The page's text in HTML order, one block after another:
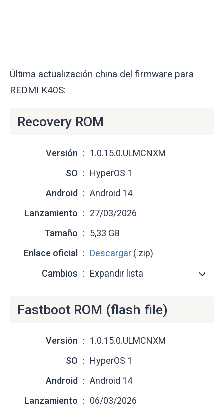
Última actualización china del firmware para
REDMI K40S:
Recovery ROM
Versión
1.0.15.0.ULMCNXM
SO
HyperOS 1
Android
Android 14
Lanzamiento
27/03/2026
Tamaño
5,33 GB
Enlace oficial
Descargar (.zip)
Cambios
Expandir lista
Fastboot ROM (flash file)
Versión
1.0.15.0.ULMCNXM
SO
HyperOS 1
Android
Android 14
Lanzamiento
06/03/2026